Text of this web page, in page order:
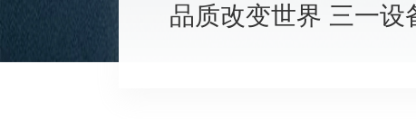
品质改变世界 三一设